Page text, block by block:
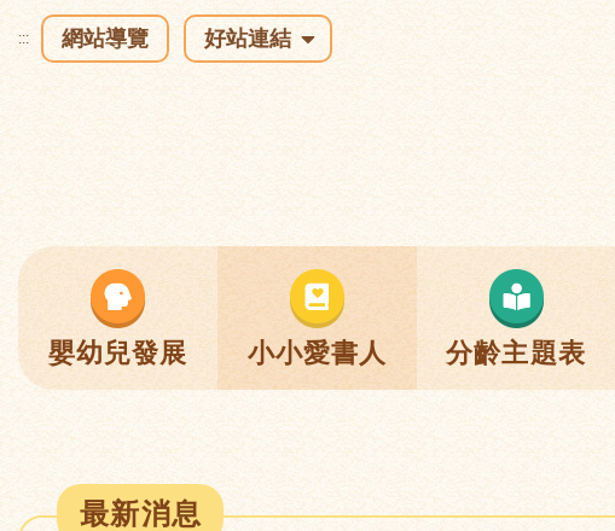
::: 網站導覽 好站連結
嬰幼兒發展 小小愛書人 分齡主題表
最新消息